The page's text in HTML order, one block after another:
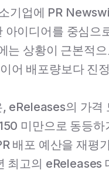
기업에 PR
아이디어를 중심으
는 상황이 근본적
어 배포량보다 진
, eReleases의 가
미만으로 동등
배포 예산을 재평
최고의 eReleases